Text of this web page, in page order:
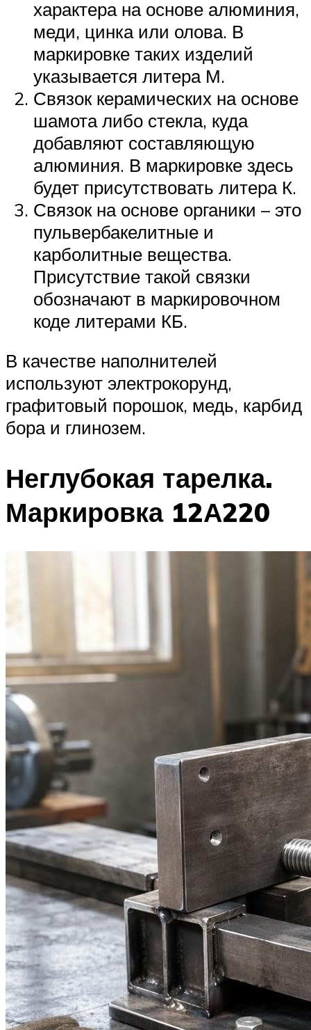
характера на основе алюминия,
меди, цинка или олова. В
маркировке таких изделий
указывается литера М.
Связок керамических на основе
шамота либо стекла, куда
добавляют составляющую
алюминия. В маркировке здесь
будет присутствовать литера К.
Связок на основе органики – это
пульвербакелитные и
карболитные вещества.
Присутствие такой связки
обозначают в маркировочном
коде литерами КБ.
В качестве наполнителей
используют электрокорунд,
графитовый порошок, медь, карбид
бора и глинозем.
Неглубокая тарелка.
Маркировка 12А220